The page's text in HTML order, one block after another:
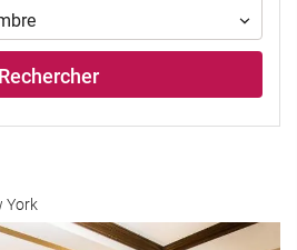
Rechercher
York